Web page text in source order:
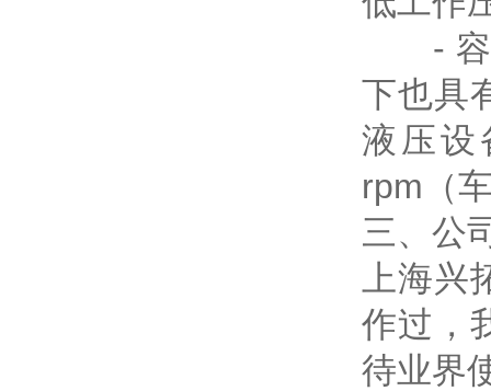
- 容积
下也具
液压设
rpm（
三、公
上海
作过，
待业界